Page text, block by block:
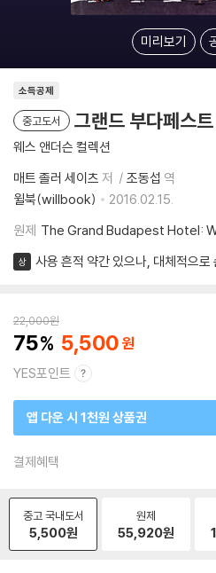
미리보기
소득공제
중고도서 그랜드 부다페스
웨스 앤더슨 컬렉션
매트 졸러 세이츠 저 조동섭 역
윌북(willbook)
2016.02.15.
원제 The Grand Budapest Hotel:
상 사용 흔적 약간 있으나, 대체적으로
22,000원
75 5,500
YES포인트
앱 다운 시 1천원 상품권
결제혜택
중고 국내도서
5,500원
원제
55,920원